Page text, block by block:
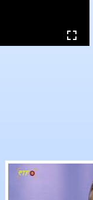
und Dr.
Klartext mit